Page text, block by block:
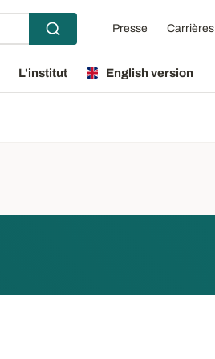
Presse Carrières
L'institut English version